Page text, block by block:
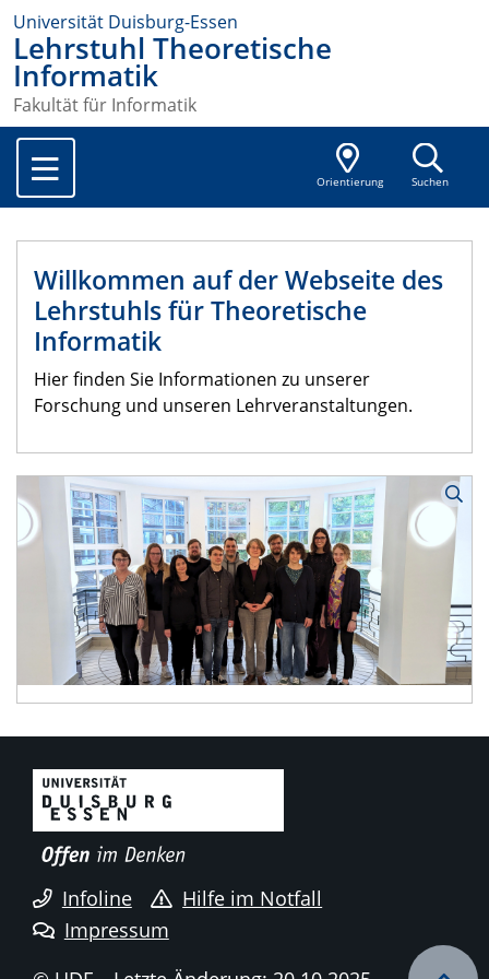
Universität Duisburg-Essen
Lehrstuhl Theoretische
Informatik
Fakultät für Informatik
Orientierung Suchen
Willkommen auf der Webseite des
Lehrstuhls für Theoretische
Informatik
Hier finden Sie Informationen zu unserer
Forschung und unseren Lehrveranstaltungen.
Infoline
Hilfe im Notfall
Impressum